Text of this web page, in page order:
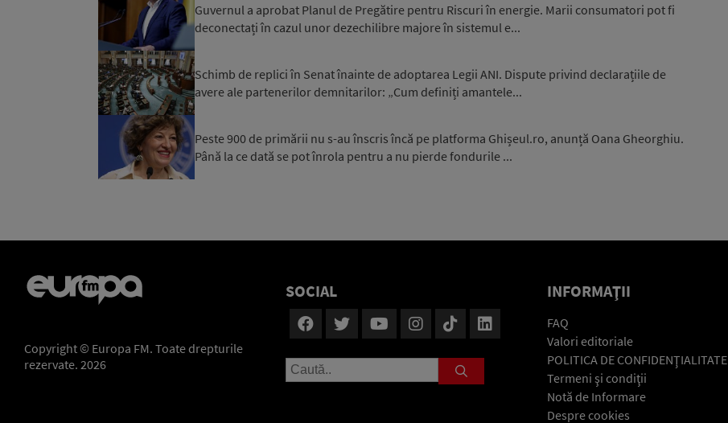
Guvernul a aprobat Planul de Pregătire pentru Riscuri în energie. Marii consumatori pot fi
deconectați în cazul unor dezechilibre majore în sistemul e...
Schimb de replici în Senat înainte de adoptarea Legii ANI. Dispute privind declarațiile de
avere ale partenerilor demnitarilor: „Cum definiți amantele...
Peste 900 de primării nu s-au înscris încă pe platforma Ghișeul.ro, anunță Oana Gheorghiu.
Până la ce dată se pot înrola pentru a nu pierde fondurile ...
Copyright © Europa FM. Toate drepturile
rezervate. 2026
SOCIAL INFORMAŢII
FAQ
Valori editoriale
POLITICA DE CONFIDENŢIALITATE
Termeni şi condiţii
Notă de Informare
Despre cookies